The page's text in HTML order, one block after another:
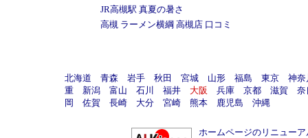
JR高槻駅 真夏の暑さ
高槻 ラーメン横綱 高槻店 口コミ
北海道 青森 岩手 秋田 宮城 山形 福島 東京
神奈
重
新潟 富山 石川 福井 大阪 兵庫 京都 滋賀
奈
岡
佐賀 長崎 大分 宮崎 熊本 鹿児島 沖縄
ホームページのリニューア